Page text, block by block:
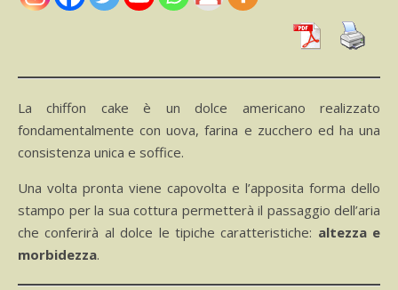
La chiffon cake è un dolce americano realizzato
fondamentalmente con uova, farina e zucchero ed ha una
consistenza unica e soffice.
Una volta pronta viene capovolta e l’apposita forma dello
stampo per la sua cottura permetterà il passaggio dell’aria
che conferirà al dolce le tipiche caratteristiche: altezza e
morbidezza.